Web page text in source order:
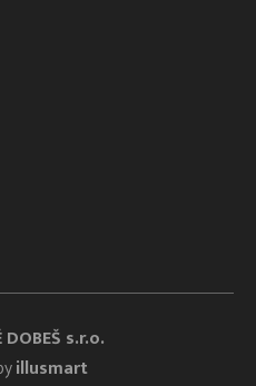
DOBEŠ s.r.o.
illusmart